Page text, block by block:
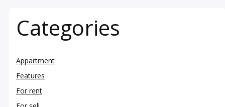
Categories
Appartment
Features
For rent